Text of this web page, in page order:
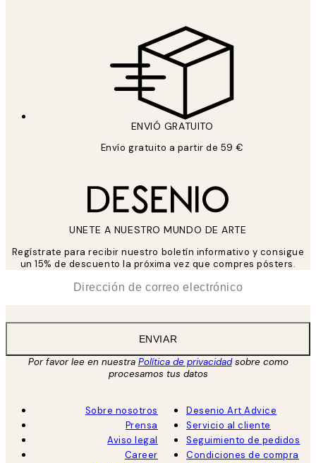
ENVIÓ GRATUITO
Envío gratuito a partir de 59 €
UNETE A NUESTRO MUNDO DE ARTE
Regístrate para recibir nuestro boletín informativo y consigue
un 15% de descuento la próxima vez que compres pósters.
ENVIAR
Por favor lee en nuestra Política de privacidadsobre como
procesamos tus datos
Sobre nosotros
Prensa
Aviso legal
Career
Desenio Art Advice
Servicio al cliente
Seguimiento de pedidos
Condiciones de compra